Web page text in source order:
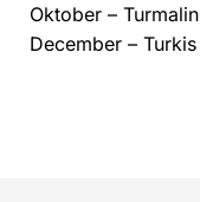
Oktober – Turmalin
December – Turkis